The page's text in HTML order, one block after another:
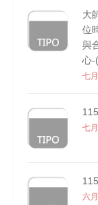
大
位
與
心-
七
七
六